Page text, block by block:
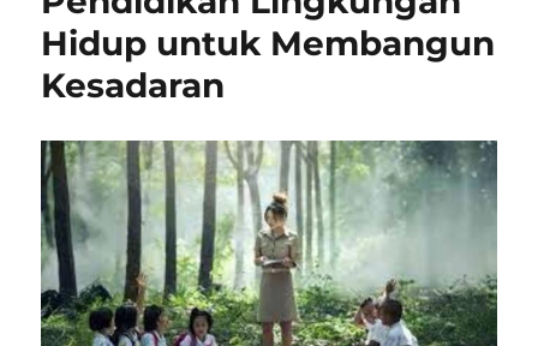
Hidup untuk Membangun
Kesadaran